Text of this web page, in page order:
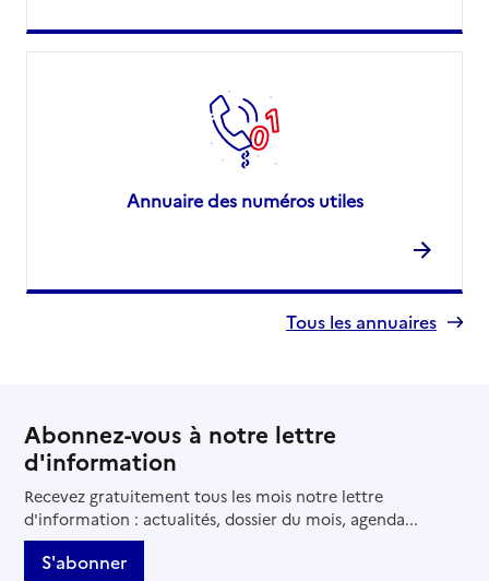
Annuaire des numéros utiles
Tous les annuaires
Abonnez-vous à notre lettre
d'information
Recevez gratuitement tous les mois notre lettre
d'information : actualités, dossier du mois, agenda...
S'abonner